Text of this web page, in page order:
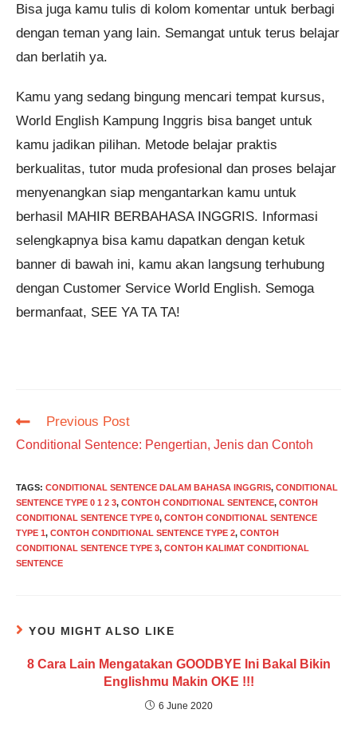
Bisa juga kamu tulis di kolom komentar untuk berbagi
dengan teman yang lain. Semangat untuk terus belajar
dan berlatih ya.
Kamu yang sedang bingung mencari tempat kursus,
World English Kampung Inggris bisa banget untuk
kamu jadikan pilihan. Metode belajar praktis
berkualitas, tutor muda profesional dan proses belajar
menyenangkan siap mengantarkan kamu untuk
berhasil MAHIR BERBAHASA INGGRIS. Informasi
selengkapnya bisa kamu dapatkan dengan ketuk
banner di bawah ini, kamu akan langsung terhubung
dengan Customer Service World English. Semoga
bermanfaat, SEE YA TA TA!
Read
articles
Previous Post
Conditional Sentence: Pengertian, Jenis dan Contoh
TAGS: CONDITIONAL SENTENCE DALAM BAHASA INGGRIS, CONDITIONAL
SENTENCE TYPE 0 1 2 3, CONTOH CONDITIONAL SENTENCE, CONTOH
CONDITIONAL SENTENCE TYPE 0, CONTOH CONDITIONAL SENTENCE
TYPE 1, CONTOH CONDITIONAL SENTENCE TYPE 2, CONTOH
CONDITIONAL SENTENCE TYPE 3, CONTOH KALIMAT CONDITIONAL
SENTENCE
YOU MIGHT ALSO LIKE
8 Cara Lain Mengatakan GOODBYE Ini Bakal Bikin
Englishmu Makin OKE !!!
6 June 2020